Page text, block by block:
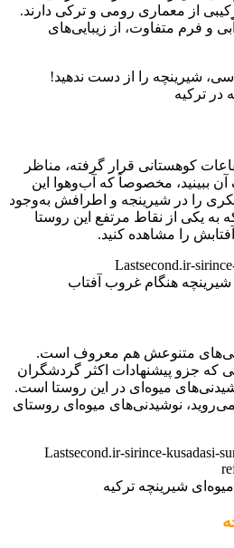
از معماری رومی و ترکی دارند.
و فرم متفاوت، از زیبایی‌های
در ترکیه
کوهستانی قرار گرفته، مناظر
آن ببینید، مخصوصاً که آب‌وهوا این
را در شیرینجه و اطرافش به‌وجود
به یکی از نقاط مرتفع این روستا
را مشاهده کنید.
هنگام غروب آفتاب
متنوعش هم معروف است.
که جزو پیشنهادات اکثر گردشگران
میوه‌ای در این روستا است.
نوشیدنی‌های میوه‌ای روستای
شیرینچه ترکیه